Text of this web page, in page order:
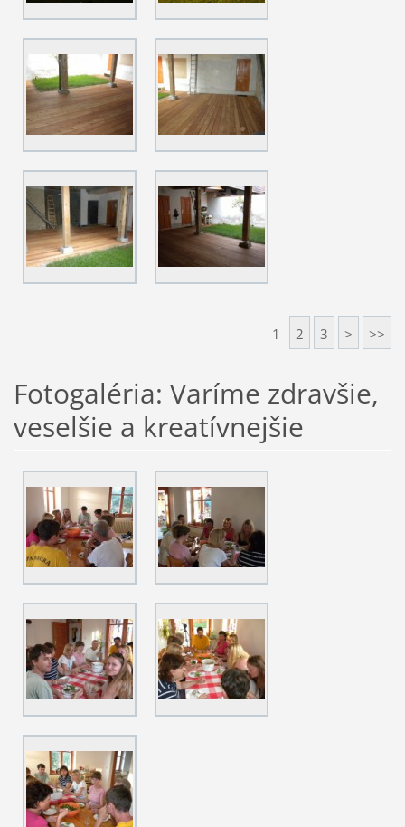
1 2 3 > >>
Fotogaléria: Varíme zdravšie,
veselšie a kreatívnejšie